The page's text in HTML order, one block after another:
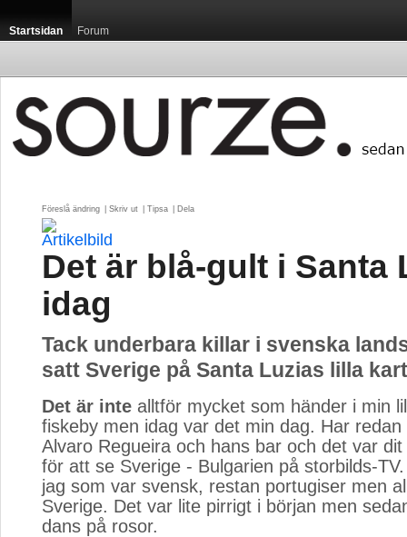
Startsidan Forum
Föreslå ändring Skriv ut Tipsa Dela
Det är blå-gult i Santa
idag
Tack underbara killar i svenska
satt Sverige på Santa Luzias lilla
Det är inte alltför mycket som händer i min
fiskeby men idag var det min dag. Har
Alvaro Regueira och hans bar och det var
för att se Sverige - Bulgarien på storbilds-
jag som var svensk, restan portugiser men
Sverige. Det var lite pirrigt i början men
dans på rosor.